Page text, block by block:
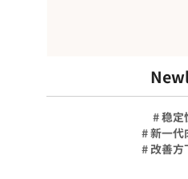
# 稳定
# 新一代
# 改善方